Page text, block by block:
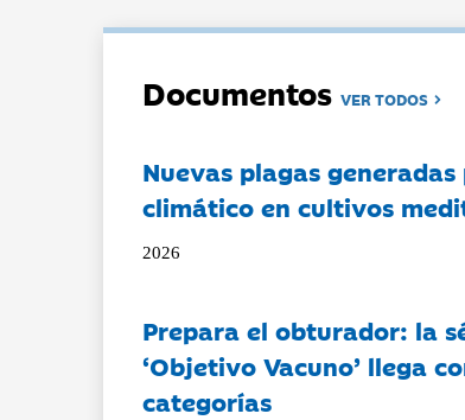
DocumentosVER TODOS
Nuevas plagas
climático en cultivos
2026
Prepara el obturador: la
‘Objetivo Vacuno’ llega
categorías